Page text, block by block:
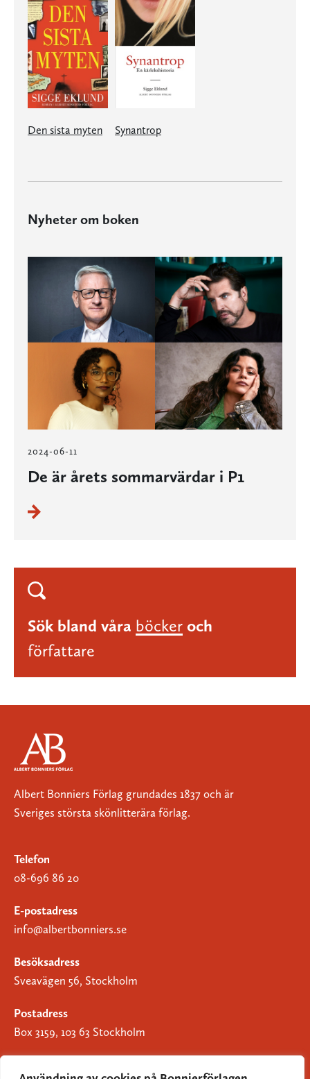
Den sista myten Synantrop
Nyheter om boken
2024-06-11
De är årets sommarvärdar i P1
Sök bland våra böcker och
författare
Albert Bonniers Förlag grundades 1837 och är
Sveriges största skönlitterära förlag.
Telefon
08-696 86 20
E-postadress
info@albertbonniers.se
Besöksadress
Sveavägen 56, Stockholm
Postadress
Box 3159, 103 63 Stockholm